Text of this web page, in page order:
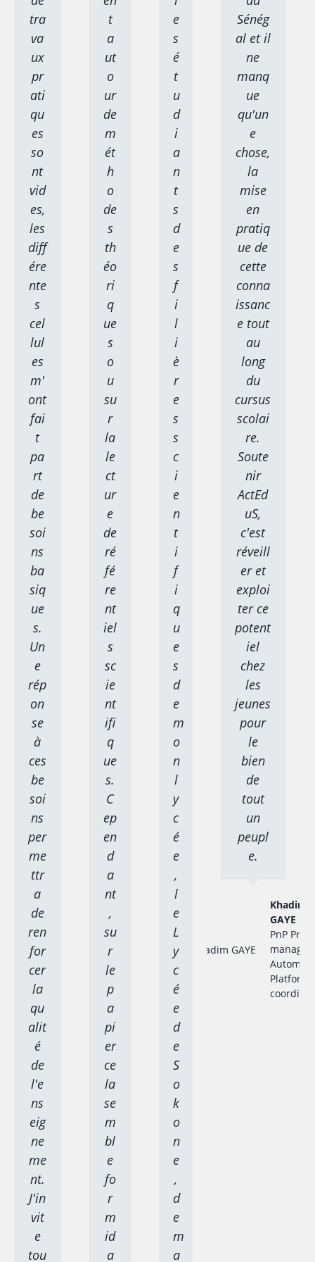
tra
va
ux
pr
ati
qu
es
so
nt
vid
es,
les
diff
ére
nte
s
cel
lul
es
m'
ont
fai
t
pa
rt
de
be
soi
ns
ba
siq
ue
s.
Un
e
rép
on
se
à
ces
be
soi
ns
per
me
ttr
a
de
ren
for
cer
la
qu
alit
é
de
l'e
ns
eig
ne
me
nt.
J'in
vit
e
tou
t
a
ut
o
ur
de
m
ét
h
o
de
s
th
éo
ri
q
ue
s
o
u
su
r
la
le
ct
ur
e
de
ré
fé
re
nt
iel
s
sc
ie
nt
ifi
q
ue
s.
C
ep
en
d
a
nt
,
su
r
le
p
a
pi
er
ce
la
se
m
bl
e
fo
r
m
id
a
e
s
é
t
u
d
i
a
n
t
s
d
e
s
f
i
l
i
è
r
e
s
s
c
i
e
n
t
i
f
i
q
u
e
s
d
e
m
o
n
l
y
c
é
e
,
l
e
L
y
c
é
e
d
e
S
o
k
o
n
e
,
d
e
m
a
Sénég
al et il
ne
manq
ue
qu'un
e
chose,
la
mise
en
pratiq
ue de
cette
conna
issanc
e tout
au
long
du
cursus
scolai
re.
Soute
nir
ActEd
uS,
c'est
réveill
er et
exploi
ter ce
potent
iel
chez
les
jeunes
pour
le
bien
de
tout
un
peupl
e.
Khadim
GAYE
PnP
manager
Platform